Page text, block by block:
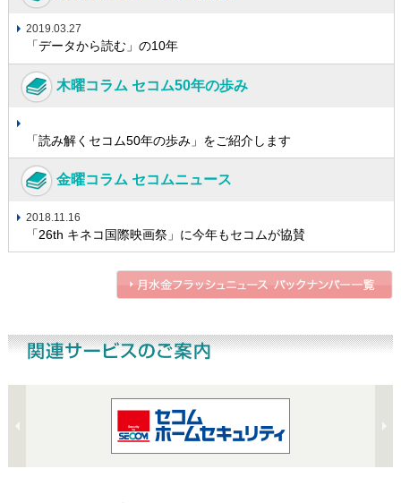
2019.03.27
「データから読む」の10年
木曜コラム セコム50年の歩み
「読み解くセコム50年の歩み」をご紹介します
金曜コラム セコムニュース
2018.11.16
「26th キネコ国際映画祭」に今年もセコムが協賛